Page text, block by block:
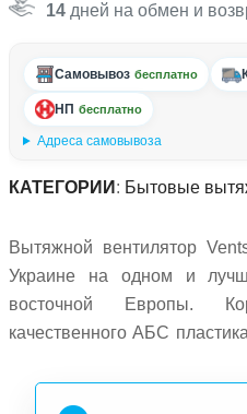
14 дней на обмен и
Самовывоз бесплатно
НП бесплатно
Адреса самовывоза
КАТЕГОРИИ : Бытовые
Вытяжной вентилятор
Украине на одном и
восточной Европы.
качественного АБС
могут подключаться как к